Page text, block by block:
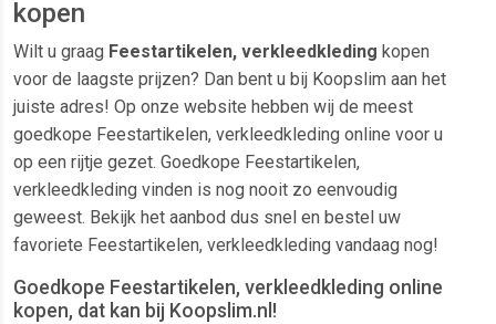
kopen
Wilt u graag Feestartikelen, verkleedkleding kopen
voor de laagste prijzen? Dan bent u bij Koopslim aan het
juiste adres! Op onze website hebben wij de meest
goedkope Feestartikelen, verkleedkleding online voor u
op een rijtje gezet. Goedkope Feestartikelen,
verkleedkleding vinden is nog nooit zo eenvoudig
geweest. Bekijk het aanbod dus snel en bestel uw
favoriete Feestartikelen, verkleedkleding vandaag nog!
Goedkope Feestartikelen, verkleedkleding online
kopen, dat kan bij Koopslim.nl!